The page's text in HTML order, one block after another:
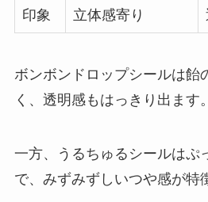
印象 立体感寄り
ボンボンドロップシールは飴
く、透明感もはっきり出ます。
一方、うるちゅるシールはぷ
で、みずみずしいつや感が特